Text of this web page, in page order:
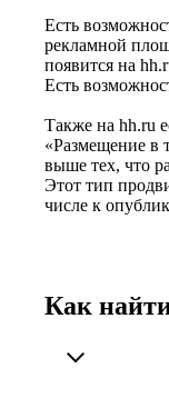
Есть
рекламной
появится на
Есть
Также на hh.ru
«Размещение в
выше тех, что
Этот тип
числе к
Как